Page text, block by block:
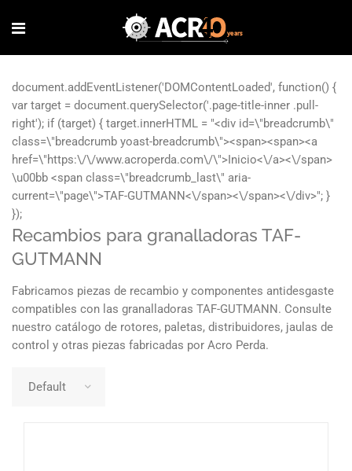
Recambios para granalladoras TAF-
GUTMANN
Fabricamos piezas de recambio y componentes antidesgaste
compatibles con las granalladoras TAF-GUTMANN. Consulte
nuestro catálogo de rotores, paletas, distribuidores, jaulas de
control y otras piezas fabricadas por Acro Perda.